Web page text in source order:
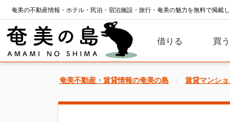
奄美の不動産情報・ホテル・民泊・宿泊施設・旅行・奄美の魅力を無料で掲載し
借りる 買う
奄美不動産・賃貸情報の奄美の島 賃貸マンシ